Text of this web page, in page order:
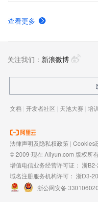
查看更多
关注我们： 新浪微博
文档 | 开发者社区 | 天池大赛 | 培
法律声明及隐私权政策 | Cookies
© 2009-现在 Aliyun.com 版权所
增值电信业务经营许可证： 浙
域名注册服务机构许可： 浙D3-
浙公网安备